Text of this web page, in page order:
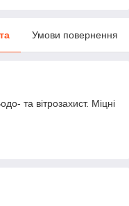
Умови повернення
та вітрозахист. Міцні